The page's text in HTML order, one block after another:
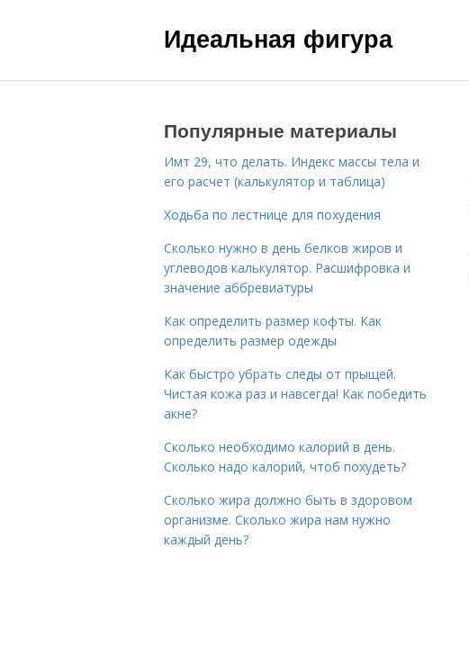
Идеальная фигура
Популярные материалы
Имт 29, что делать. Индекс массы тела и
его расчет (калькулятор и таблица)
Ходьба по лестнице для похудения
Сколько нужно в день белков жиров и
углеводов калькулятор. Расшифровка и
значение аббревиатуры
Как определить размер кофты. Как
определить размер одежды
Как быстро убрать следы от прыщей.
Чистая кожа раз и навсегда! Как победить
акне?
Сколько необходимо калорий в день.
Сколько надо калорий, чтоб похудеть?
Сколько жира должно быть в здоровом
организме. Сколько жира нам нужно
каждый день?